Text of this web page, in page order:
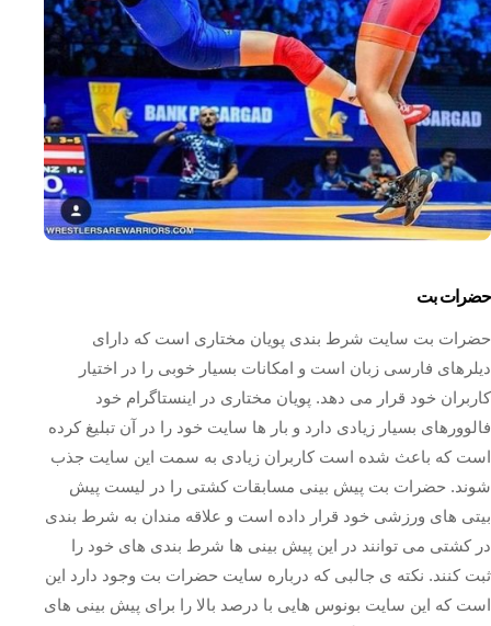
حضرات بت
حضرات بت سایت شرط بندی پویان مختاری است که دارای
دیلرهای فارسی زبان است و امکانات بسیار خوبی را در اختیار
کاربران خود قرار می دهد. پویان مختاری در اینستاگرام خود
فالوورهای بسیار زیادی دارد و بار ها سایت خود را در آن تبلیغ کرده
است که باعث شده است کاربران زیادی به سمت این سایت جذب
شوند. حضرات بت پیش بینی مسابقات کشتی را در لیست پیش
بیتی های ورزشی خود قرار داده است و علاقه مندان به شرط بندی
در کشتی می توانند در این پیش بینی ها شرط بندی های خود را
ثبت کنند. نکته ی جالبی که درباره سایت حضرات بت وجود دارد این
است که این سایت بونوس هایی با درصد بالا را برای پیش بینی های